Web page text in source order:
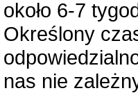
około 6-7
Określony
nas nie